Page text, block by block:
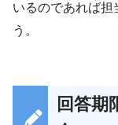
いるのであれば担
う。
回答期